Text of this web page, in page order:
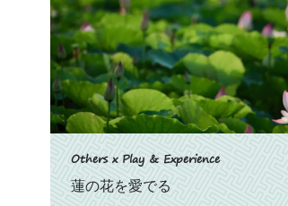
Others x Play & Experience
蓮の花を愛でる